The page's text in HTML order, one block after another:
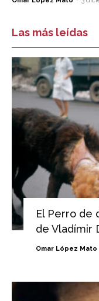
Las más leídas
El Perro de
de Vladímir
Omar López Mato